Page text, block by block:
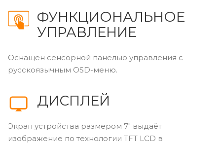
ФУНКЦИОНАЛЬНОЕ
УПРАВЛЕНИЕ
Оснащён сенсорной панелью управления с
русскоязычным OSD-меню.
ДИСПЛЕЙ
Экран устройства размером 7" выдаёт
изображение по технологии TFT LCD в